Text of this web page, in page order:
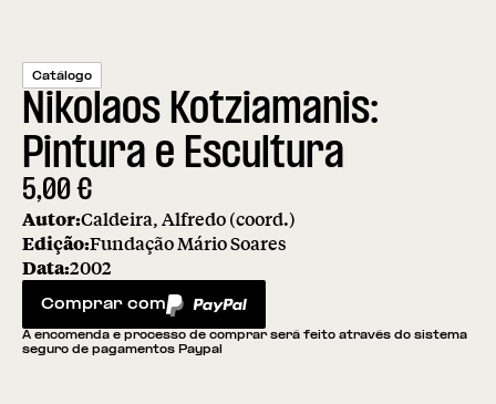
Catálogo
Nikolaos Kotziamanis:
Pintura e Escultura
5,00€
Autor:Caldeira, Alfredo (coord.)
Edição:Fundação Mário Soares
Data:2002
Comprar com
PayPal
A encomenda e processo de comprar será feito através do sistema
seguro de pagamentos Paypal